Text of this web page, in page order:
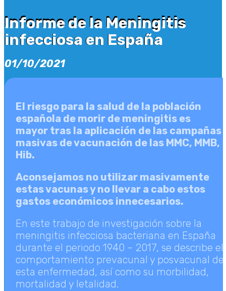
Informe de la Meningitis
infecciosa en España
Informe de la Meningitis
infecciosa en España
01/10/2021
El riesgo para la salud de la población
española de morir de meningitis es
mayor tras la aplicación de las campañas
masivas de vacunación de las MMC, MMB,
Hib.
Aconsejamos no utilizar masivamente
estas vacunas y no llevar a cabo estos
gastos económicos innecesarios.
En este trabajo de investigación sobre la
meningitis infecciosa bacteriana en España
durante el periodo 1940 – 2017, se describe el
comportamiento prevacunal y posvacunal de
esta enfermedad, así como su morbilidad,
mortalidad y letalidad.